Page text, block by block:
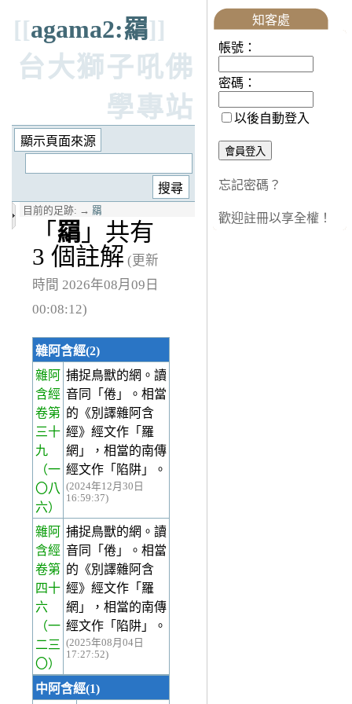
[[agama2:羂]]
台大獅子吼佛
學專站
目前的足跡: → 羂
「 羂 」共有
3 個註解 (更新
時間 2026年08月09日
00:08:12)
雜阿含經(2)
雜阿
含經
卷第
三十
九
（一
〇八
六）
捕捉鳥獸的網。讀
音同「倦」。相當
的《別譯雜阿含
經》經文作「羅
網」，相當的南傳
經文作「陷阱」。
(2024年12月30日
16:59:37)
雜阿
含經
卷第
四十
六
（一
二三
〇）
捕捉鳥獸的網。讀
音同「倦」。相當
的《別譯雜阿含
經》經文作「羅
網」，相當的南傳
經文作「陷阱」。
(2025年08月04日
17:27:52)
中阿含經(1)
知客處
帳號：
密碼：
以後自動登入
忘記密碼？
歡迎註冊以享全權！